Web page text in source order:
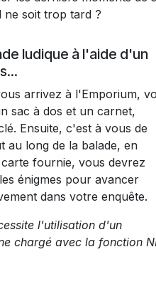
ne soit trop tard ?
ludique à l'aide d'un
arrivez à l'Emporium,
sac à dos et un carnet,
Ensuite, c'est à vous de
au long de la balade, en
fournie, vous devrez
énigmes pour avancer
dans votre enquête.
l'utilisation d'un
chargé avec la fonction